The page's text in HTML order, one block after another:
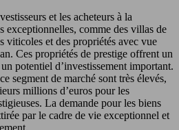
et les acheteurs à la
exceptionnelles, comme des villas de
viticoles et des propriétés avec vue
Ces propriétés de prestige offrent un
potentiel d’investissement important.
segment de marché sont très élevés,
millions d’euros pour les
La demande pour les biens
par le cadre de vie exceptionnel et